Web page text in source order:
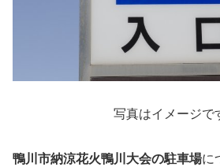
写真はイメージで
鴨川市納涼花火鴨川大会の駐車場に